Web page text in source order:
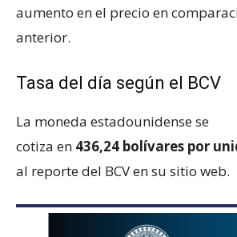
aumento en el precio en
anterior.
Tasa del día según el BCV
La moneda estadounidense se
cotiza en 436,24 bolívares por
al reporte del BCV en su sitio web.